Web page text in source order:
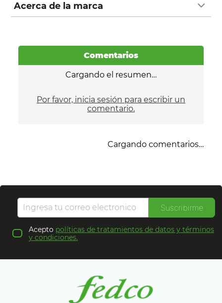
Acerca de la marca
Comentarios
Cargando el resumen…
Por favor, inicia sesión para escribir un
comentario.
Cargando comentarios…
Suscribirme
Acepto políticas de tratamientos de datos y términos
y condiciones.